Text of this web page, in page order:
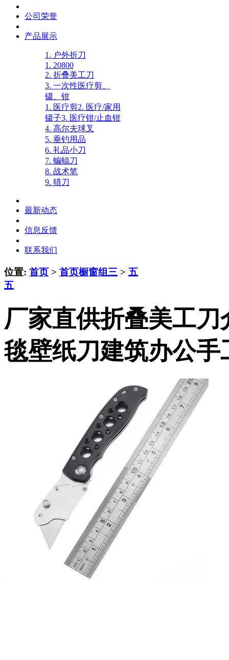
公司荣誉
产品展示
1. 户外折刀
1. 20800
2. 折叠美工刀
3. 一次性医疗剪、
镊、钳
1. 医疗剪2. 医疗/家用
镊子3. 医疗钳/止血钳
4. 高尔夫球叉
5. 垂钓用品
6. 礼品小刀
7. 蝙蝠刀
8. 战术笔
9. 猎刀
最新动态
信息反馈
联系我们
位置: 首页 > 首页橱窗组三 > 五
五
厂家直供折叠美工
毯壁纸刀建筑办公手